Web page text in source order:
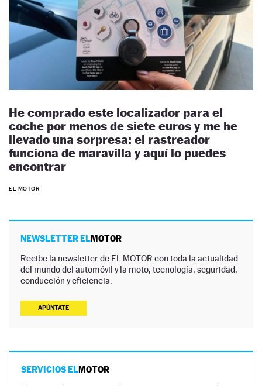
He comprado este localizador para el
coche por menos de siete euros y me he
llevado una sorpresa: el rastreador
funciona de maravilla y aquí lo puedes
encontrar
EL MOTOR
NEWSLETTER ELMOTOR
Recibe la newsletter de EL MOTOR con toda la actualidad
del mundo del automóvil y la moto, tecnología, seguridad,
conducción y eficiencia.
APÚNTATE
SERVICIOS ELMOTOR